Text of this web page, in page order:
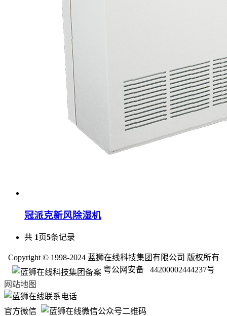
冠派克新风除湿机
共 1页5条记录
Copyright © 1998-2024 蓝狮在线科技集团有限公司 版权所有
粤公网安备 44200002444237号
网站地图
官方微信